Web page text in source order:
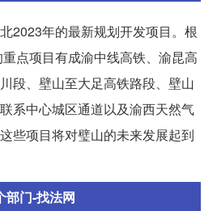
2023年的最新规划开发项目。根
点项目有成渝中线高铁、渝昆高
段、壁山至大足高铁路段、壁山
系中心城区通道以及渝西天然气
些项目将对璧山的未来发展起到
部门-找法网